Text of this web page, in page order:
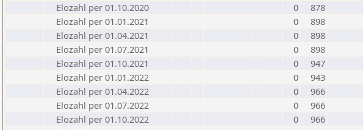
Elozahl per 01.10.2020
0
878
Elozahl per 01.01.2021
0
898
Elozahl per 01.04.2021
0
898
Elozahl per 01.07.2021
0
898
Elozahl per 01.10.2021
0
947
Elozahl per 01.01.2022
0
943
Elozahl per 01.04.2022
0
966
Elozahl per 01.07.2022
0
966
Elozahl per 01.10.2022
0
966